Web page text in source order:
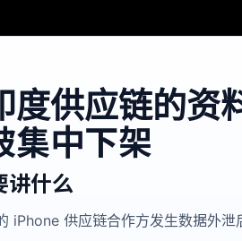
度供应链的资
集中下架
讲什么
iPhone 供应链合作方发生数据外